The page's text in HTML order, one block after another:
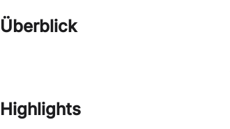
Überblick
Highlights